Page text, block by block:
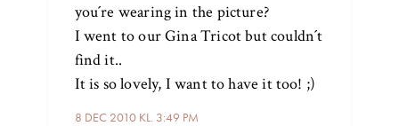
8 DEC 2010 KL. 3:49 PM
you´re wearing in the picture?
I went to our Gina Tricot but couldn´t
find it..
It is so lovely, I want to have it too! ;)